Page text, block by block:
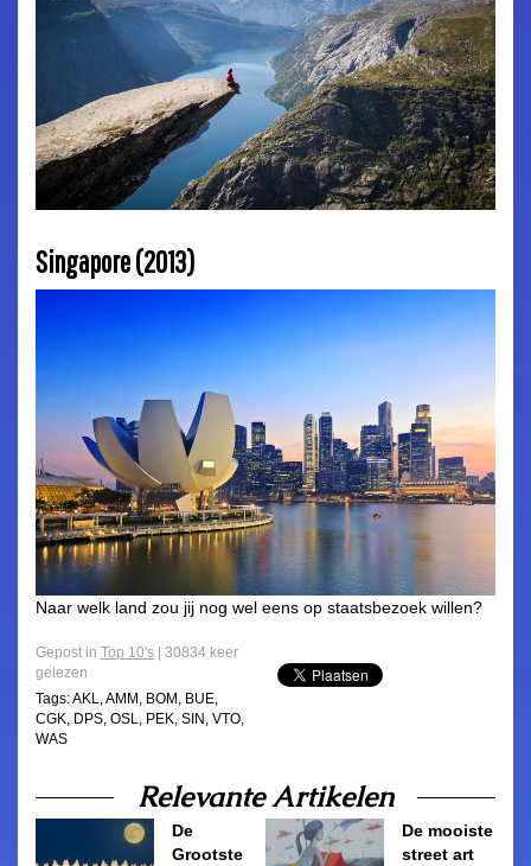
Singapore (2013)
Naar welk land zou jij nog wel eens op staatsbezoek willen?
Gepost in Top 10's | 30834 keer
gelezen
Tags:AKL,AMM , BOM , BUE,
CGK, DPS, OSL, PEK, SIN , VTO,
WAS
Relevante Artikelen
De
Grootste
De mooiste
street art